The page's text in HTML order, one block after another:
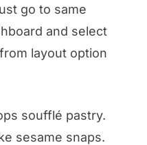
go to same
and select
layout option
soufflé pastry.
sesame snaps.